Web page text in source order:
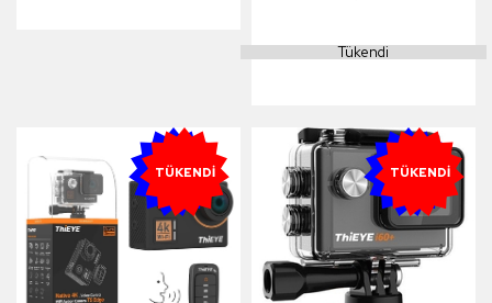
Tükendi
YENI
TÜKENDI YENI
TÜKENDI